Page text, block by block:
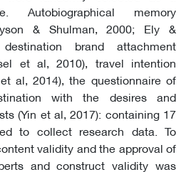
Autobiographical memory
& Shulman, 2000; Ely &
brand attachment
et al, 2010), travel intention
al, 2014), the questionnaire of
with the desires and
(Yin et al, 2017): containing 17
to collect research data. To
validity and the approval of
and construct validity was